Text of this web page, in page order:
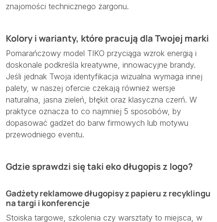
znajomości technicznego żargonu.
Kolory i warianty, które pracują dla Twojej marki
Pomarańczowy model TIKO przyciąga wzrok energią i
doskonale podkreśla kreatywne, innowacyjne brandy.
Jeśli jednak Twoja identyfikacja wizualna wymaga innej
palety, w naszej ofercie czekają również wersje
naturalna, jasna zieleń, błękit oraz klasyczna czerń. W
praktyce oznacza to co najmniej 5 sposobów, by
dopasować gadżet do barw firmowych lub motywu
przewodniego eventu.
Gdzie sprawdzi się taki eko długopis z logo?
Gadżety reklamowe długopisy z papieru z recyklingu
na targi i konferencje
Stoiska targowe, szkolenia czy warsztaty to miejsca, w